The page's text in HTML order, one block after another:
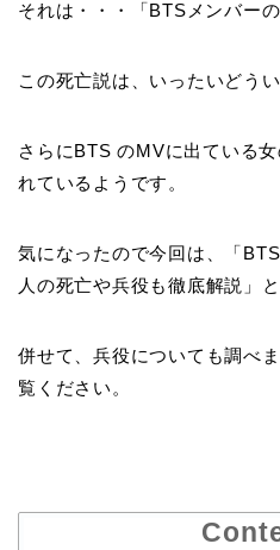
それは・・・「BTSメンバーの
この死亡説は、いったいどう
さらにBTS のMVに出ている
れているようです。
気になったので今回は、「
人の死亡や兵役も徹底解説」
併せて、兵役についても調べ
覧ください。